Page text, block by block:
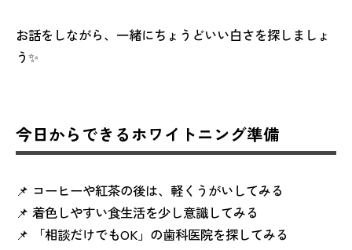
お話をしながら、一緒にちょうどいい白さを探しましょ
う✨
今日からできるホワイトニング準備
📌 コーヒーや紅茶の後は、軽くうがいしてみる
📌 着色しやすい食生活を少し意識してみる
📌 「相談だけでもOK」の歯科医院を探してみる